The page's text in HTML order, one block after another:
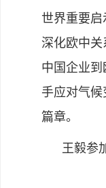
世界重要
深化欧中
中国企业
手应对气
篇章。
王毅参加